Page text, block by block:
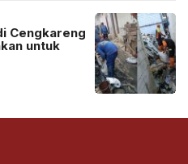
Cengkareng
untuk